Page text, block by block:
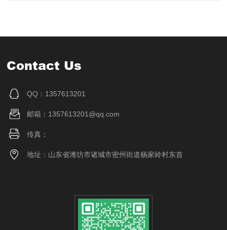
Contact Us
QQ：1357613201
邮箱：1357613201@qq.com
传真：
地址：山东省潍坊市诸城市密州街道杨家岭村东首